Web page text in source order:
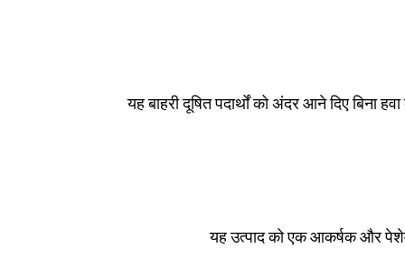
यह बाहरी दूषित पदार्थों को अंदर आने दिए बिना
यह उत्पाद को एक आकर्षक और